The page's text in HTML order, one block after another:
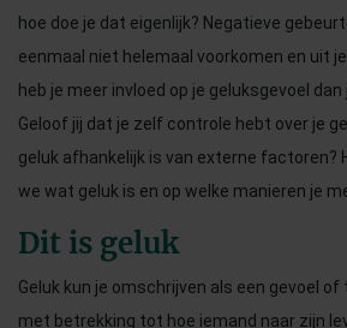
hoe doe je dat eigenlijk? Negatieve
eenmaal niet helemaal voorkomen en uit
heb je meer invloed op je geluksgevoel
Geloof jij dat je zelf controle hebt over je
geluk afhankelijk is van externe factoren?
we wat geluk is en op welke manieren je
Dit is geluk
Geluk kun je omschrijven als een gevoel
met betrekking tot hoe iemand naar zijn